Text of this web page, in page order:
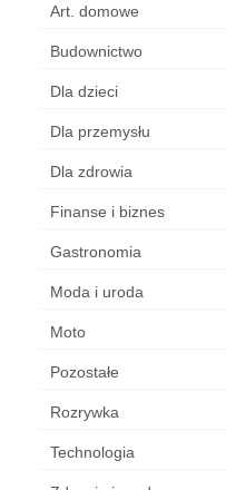
Art. domowe
Budownictwo
Dla dzieci
Dla przemysłu
Dla zdrowia
Finanse i biznes
Gastronomia
Moda i uroda
Moto
Pozostałe
Rozrywka
Technologia